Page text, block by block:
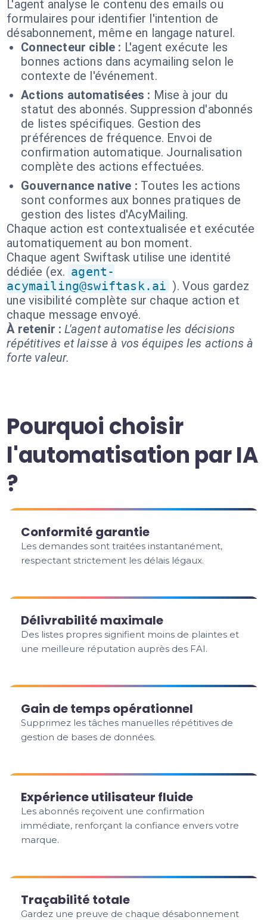
L'agent analyse le contenu des emails ou
formulaires pour identifier l'intention de
désabonnement, même en langage naturel.
Connecteur cible : L'agent exécute les
bonnes actions dans acymailing selon le
contexte de l'événement.
Actions automatisées : Mise à jour du
statut des abonnés. Suppression d'abonnés
de listes spécifiques. Gestion des
préférences de fréquence. Envoi de
confirmation automatique. Journalisation
complète des actions effectuées.
Gouvernance native : Toutes les actions
sont conformes aux bonnes pratiques de
gestion des listes d'AcyMailing.
Chaque action est contextualisée et exécutée
automatiquement au bon moment.
Chaque agent Swiftask utilise une identité
dédiée (ex. agent-
acymailing@swiftask.ai ). Vous gardez
une visibilité complète sur chaque action et
chaque message envoyé.
À retenir : L'agent automatise les décisions
répétitives et laisse à vos équipes les actions à
forte valeur.
Pourquoi choisir
l'automatisation par IA
?
Conformité garantie
Les demandes sont traitées instantanément,
respectant strictement les délais légaux.
Délivrabilité maximale
Des listes propres signifient moins de plaintes et
une meilleure réputation auprès des FAI.
Gain de temps opérationnel
Supprimez les tâches manuelles répétitives de
gestion de bases de données.
Expérience utilisateur fluide
Les abonnés reçoivent une confirmation
immédiate, renforçant la confiance envers votre
marque.
Traçabilité totale
Gardez une preuve de chaque désabonnement